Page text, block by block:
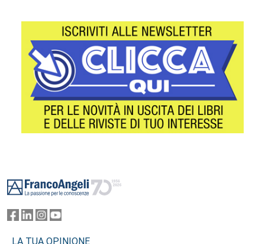
LA TUA OPINIONE